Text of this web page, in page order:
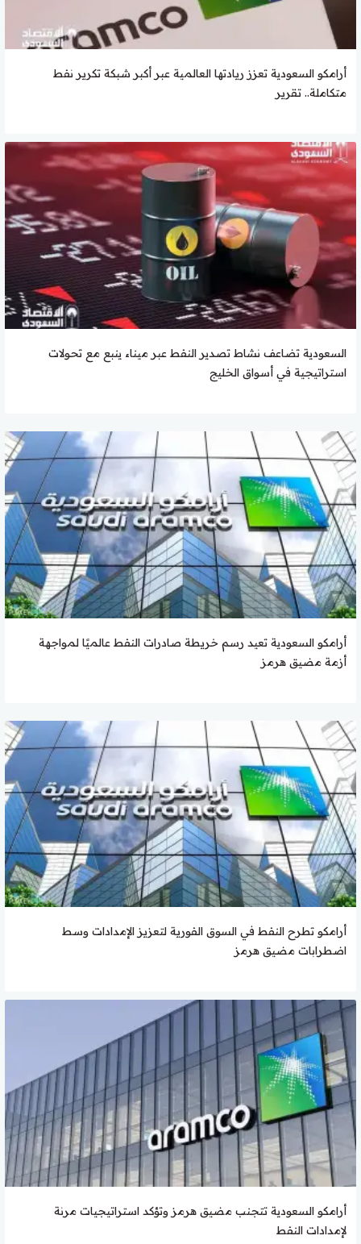
أرامكو السعودية تعزز ريادتها العالمية عبر أكبر شبكة تكرير نفط
متكاملة.. تقرير
السعودية تضاعف نشاط تصدير النفط عبر ميناء ينبع مع تحولات
استراتيجية في أسواق الخليج
أرامكو السعودية تعيد رسم خريطة صادرات النفط عالميًا لمواجهة
أزمة مضيق هرمز
أرامكو تطرح النفط في السوق الفورية لتعزيز الإمدادات وسط
اضطرابات مضيق هرمز
أرامكو السعودية تتجنب مضيق هرمز وتؤكد استراتيجيات مرنة
لإمدادات النفط